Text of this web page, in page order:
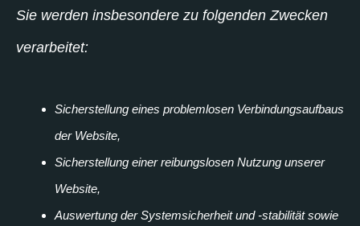
Sie werden insbesondere zu folgenden Zwecken
verarbeitet:
Sicherstellung eines problemlosen Verbindungsaufbaus
der Website,
Sicherstellung einer reibungslosen Nutzung unserer
Website,
Auswertung der Systemsicherheit und -stabilität sowie